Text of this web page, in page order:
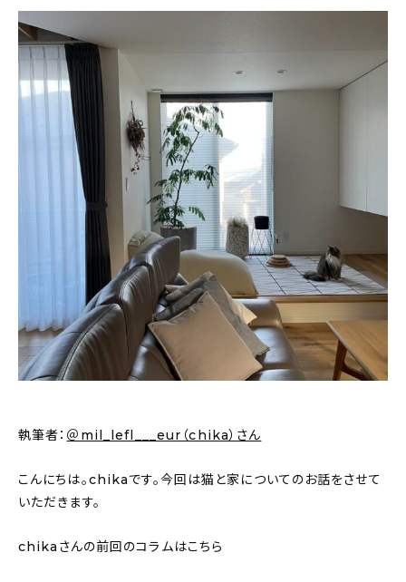
daily mukuri
カテゴリー一覧
インテリア
日用品
キッチン
ギフト
執筆者： ＠mil_lefl___eur（chika）さん
こんにちは。chikaです。今回は猫と家についてのお話をさせて
いただきます。
chikaさんの前回のコラムはこちら